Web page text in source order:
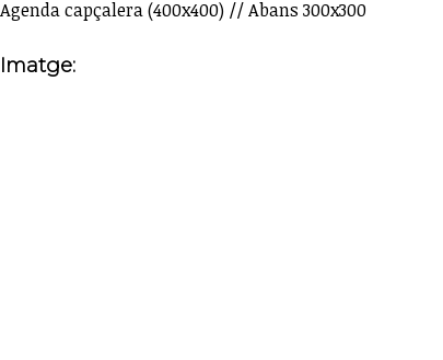
Agenda capçalera (400x400) // Abans 300x300
Imatge: